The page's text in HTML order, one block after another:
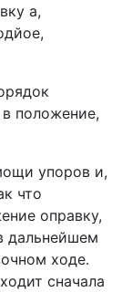
а,
положение,
упоров и,
что
оправку,
дальнейшем
ходе.
сначала